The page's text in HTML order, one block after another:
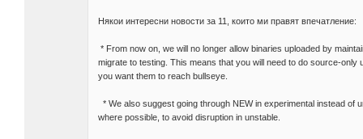
Някои интересни новости за 11, които ми правят впечатление:
* From now on, we will no longer allow binaries uploaded by
migrate to testing. This means that you will need to do source-only
you want them to reach bullseye.
* We also suggest going through NEW in experimental instead of
where possible, to avoid disruption in unstable.